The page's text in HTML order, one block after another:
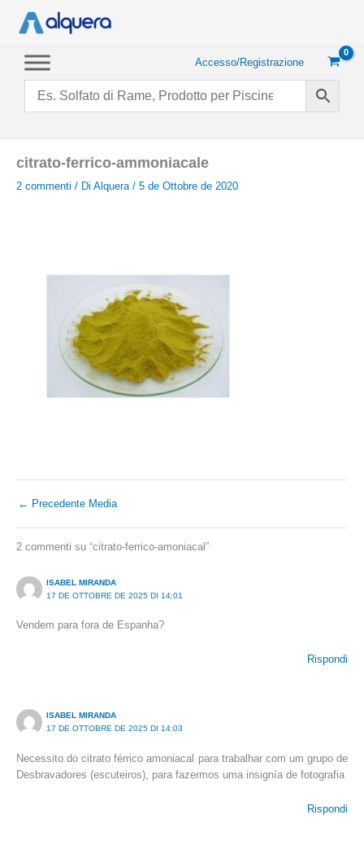
Accesso/Registrazione
citrato-ferrico-ammoniacale
2 commenti / Di Alquera / 5 de Ottobre de 2020
← Precedente Media
2 commenti su “citrato-ferrico-amoniacal”
ISABEL MIRANDA
17 DE OTTOBRE DE 2025 DI 14:01
Vendem para fora de Espanha?
Rispondi
ISABEL MIRANDA
17 DE OTTOBRE DE 2025 DI 14:03
Necessito do citrato férrico amoniacal para trabalhar com um grupo de
Desbravadores (escuteiros), para fazermos uma insignía de fotografia
Rispondi